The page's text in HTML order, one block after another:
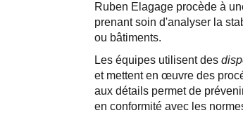
Ruben Elagage procède à
prenant soin d'analyser la
ou bâtiments.
Les équipes utilisent des
et mettent en œuvre des
aux détails permet de
en conformité avec les